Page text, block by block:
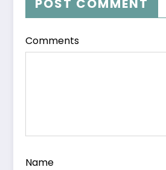
POST COMMENT
Comments
Name